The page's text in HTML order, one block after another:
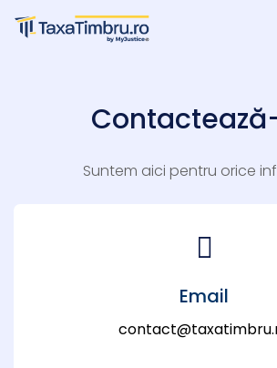
Suntem aici pentru orice
Email